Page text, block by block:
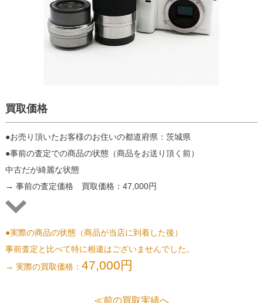
買取価格
●お売り頂いたお客様のお住いの都道府県：茨城県
●事前の査定での商品の状態（商品をお送り頂く前）
中古だが綺麗な状態
→ 事前の査定価格 買取価格：47,000円
●実際の商品の状態（商品が当店に到着した後）
事前査定と比べて特に相違はございませんでした。
→ 実際の買取価格： 47,000円
≪前の買取実績へ